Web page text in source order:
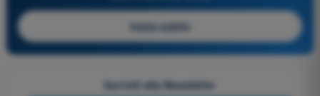
Inizia subito
Iscriviti alla Newsletter